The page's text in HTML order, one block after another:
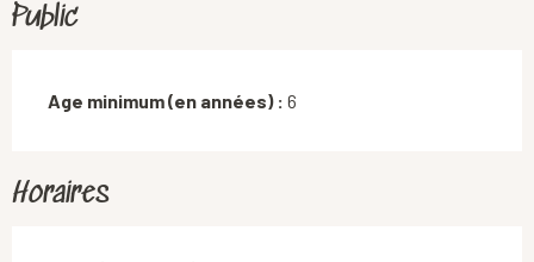
Public
Age minimum (en années) : 6
Horaires